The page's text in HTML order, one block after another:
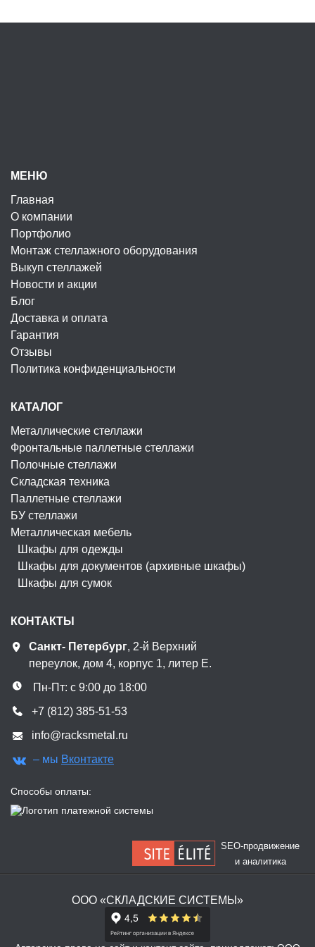
МЕНЮ
Главная
О компании
Портфолио
Монтаж стеллажного оборудования
Выкуп стеллажей
Новости и акции
Блог
Доставка и оплата
Гарантия
Отзывы
Политика конфиденциальности
КАТАЛОГ
Металлические стеллажи
Фронтальные паллетные стеллажи
Полочные стеллажи
Складская техника
Паллетные стеллажи
БУ стеллажи
Металлическая мебель
Шкафы для одежды
Шкафы для документов (архивные шкафы)
Шкафы для сумок
КОНТАКТЫ
Санкт- Петербург, 2-й Верхний
переулок, дом 4, корпус 1, литер Е.
Пн-Пт: с 9:00 до 18:00
+7 (812) 385-51-53
info@racksmetal.ru
– мы Вконтакте
Способы оплаты:
SEO-продвижение
и аналитика
ООО «СКЛАДСКИЕ СИСТЕМЫ»